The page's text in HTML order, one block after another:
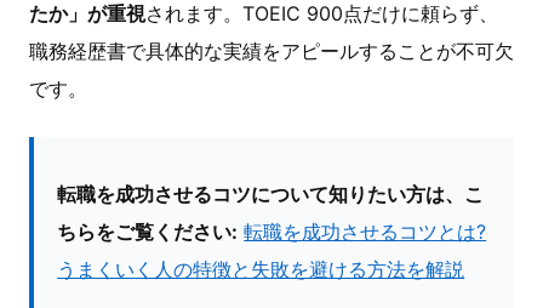
たか」が重視されます。TOEIC 900点だけに頼らず、
職務経歴書で具体的な実績をアピールすることが不可欠
です。
転職を成功させるコツについて知りたい方は、こ
ちらをご覧ください: 転職を成功させるコツとは?
うまくいく人の特徴と失敗を避ける方法を解説